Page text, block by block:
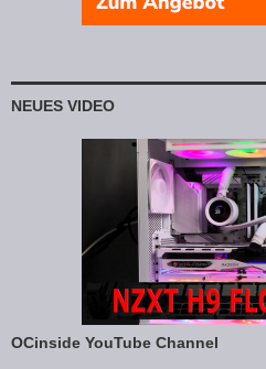
NEUES VIDEO
OCinside YouTube Channel